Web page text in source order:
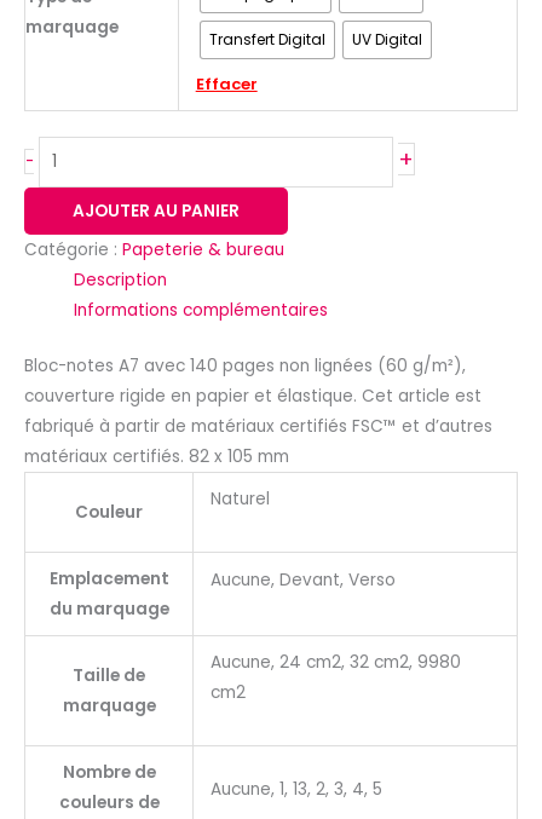
marquage
Transfert Digital UV Digital
Effacer
- +
AJOUTER AU PANIER
Catégorie : Papeterie & bureau
Description
Informations complémentaires
Bloc-notes A7 avec 140 pages non lignées (60 g/m²),
couverture rigide en papier et élastique. Cet article est
fabriqué à partir de matériaux certifiés FSC™ et d’autres
matériaux certifiés. 82 x 105 mm
Couleur
Naturel
Emplacement
du marquage
Aucune, Devant, Verso
Taille de
marquage
Aucune, 24 cm2, 32 cm2, 9980
cm2
Nombre de
couleurs de
Aucune, 1, 13, 2, 3, 4, 5